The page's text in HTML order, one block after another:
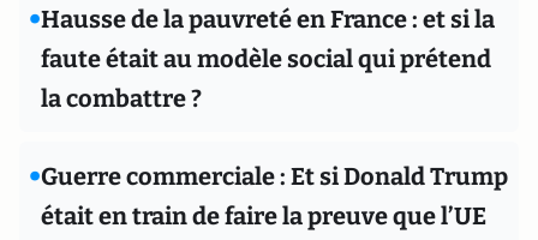
•Hausse de la pauvreté en France : et si la
faute était au modèle social qui prétend
la combattre ?
•Guerre commerciale : Et si Donald Trump
était en train de faire la preuve que l’UE